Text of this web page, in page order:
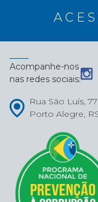
Acompanhe-nos
nas redes sociais:
Rua São Luís, 77
Porto Alegre,